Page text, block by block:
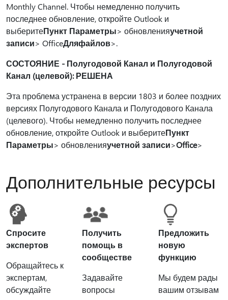
Monthly Channel. Чтобы немедленно получить
последнее обновление, откройте Outlook и
выберитеПункт Параметры> обновленияучетной
записи> OfficeДляфайлов>.
СОСТОЯНИЕ - Полугодовой Канал и Полугодовой
Канал (целевой): РЕШЕНА
Эта проблема устранена в версии 1803 и более поздних
версиях Полугодового Канала и Полугодового Канала
(целевого). Чтобы немедленно получить последнее
обновление, откройте Outlook и выберитеПункт
Параметры> обновленияучетной записи>Office>
Дополнительные ресурсы
Спросите
экспертов
Обращайтесь к
экспертам,
обсуждайте
Получить
помощь в
сообществе
Задавайте
вопросы
Предложить
новую
функцию
Мы будем рады
вашим отзывам